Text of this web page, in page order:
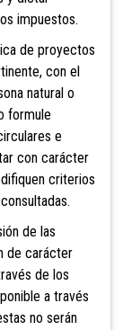
impuestos.
de proyectos
con el
natural o
formule
e
con carácter
criterios
de las
de carácter
de los
a través
no serán